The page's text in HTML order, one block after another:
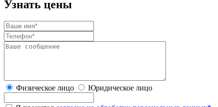
Узнать цены
Физическое лицо Юридическое лицо